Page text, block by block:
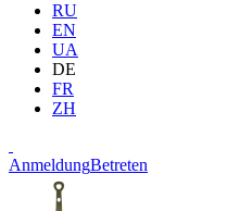
RU
EN
UA
DE
FR
ZH
AnmeldungBetreten